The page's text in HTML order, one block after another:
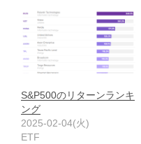
S&P500のリターンランキ
ング
2025-02-04(火)
ETF